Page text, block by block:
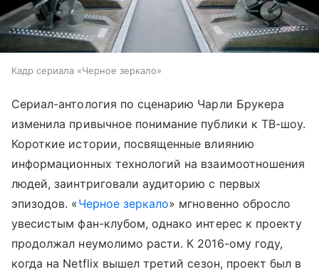
Кадр сериала «Черное зеркало»
Сериал-антология по сценарию Чарли Брукера
изменила привычное понимание публики к ТВ-шоу.
Короткие истории, посвященные влиянию
информационных технологий на взаимоотношения
людей, заинтриговали аудиторию с первых
эпизодов. «Черное зеркало» мгновенно обросло
увесистым фан-клубом, однако интерес к проекту
продолжал неумолимо расти. К 2016-ому году,
когда на Netflix вышел третий сезон, проект был в